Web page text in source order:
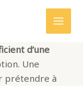
d’une
Une
prétendre à